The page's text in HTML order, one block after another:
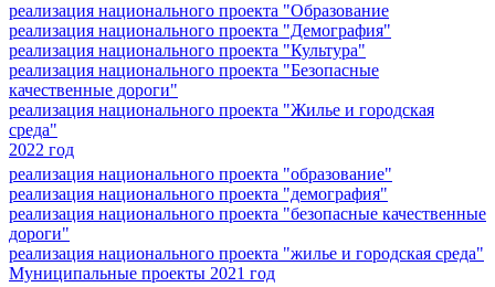
реализация национального проекта "Образование
реализация национального проекта "Демография"
реализация национального проекта "Культура"
реализация национального проекта "Безопасные
качественные дороги"
реализация национального проекта "Жилье и городская
среда"
2022 год
реализация национального проекта "образование"
реализация национального проекта "демография"
реализация национального проекта "безопасные качественные
дороги"
реализация национального проекта "жилье и городская среда"
Муниципальные проекты 2021 год